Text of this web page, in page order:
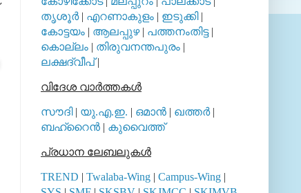
തൃശൂര്‍| എറണാകുളം | ഇടുക്കി|
കോട്ടയം | ആലപ്പുഴ| പത്തനംതിട്ട|
കൊല്ലം | തിരുവനന്തപുരം |
ലക്ഷദ്വീപ്|
വിദേശ വാര്‍ത്തകള്‍
സൗദി| യു.എ.ഇ. | ഒമാന്‍ | ഖത്തര്‍|
ബഹ്റൈന്‍ | കുവൈത്ത്
പ്രധാന ലേബലുകള്‍
TREND | Twalaba-Wing | Campus-Wing |